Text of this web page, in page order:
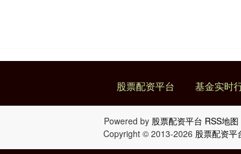
股票配资平台 基金实时
Powered by 股票配资平台 RSS地图
Copyright © 2013-2026 股票配资平